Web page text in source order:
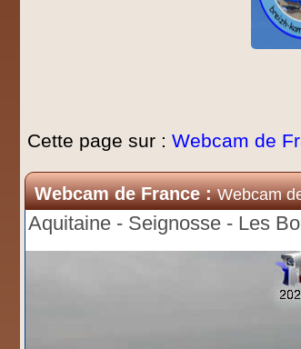
Cette page sur : Webcam de
Webcam de France :Webcam
Aquitaine - Seignosse - Les